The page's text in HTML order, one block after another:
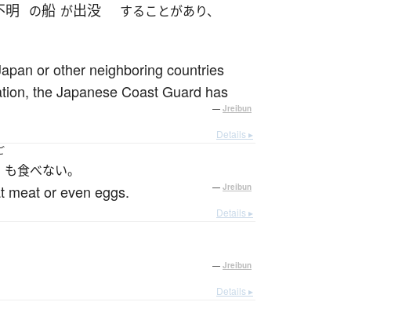
明 の船 が出没 することがあり、
or other neighboring countries
the Japanese Coast Guard has
— Jreibun
Details ▸
も食べない。
meat or even eggs. — Jreibun
Details ▸
— Jreibun
Details ▸